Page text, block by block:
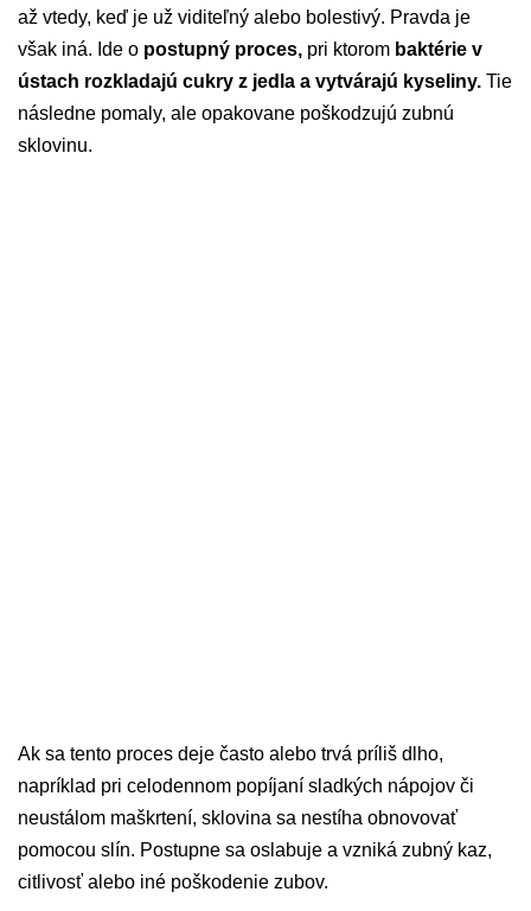
až vtedy, keď je už viditeľný alebo bolestivý. Pravda je
však iná. Ide o postupný proces, pri ktorom baktérie v
ústach rozkladajú cukry z jedla a vytvárajú kyseliny. Tie
následne pomaly, ale opakovane poškodzujú zubnú
sklovinu.
Ak sa tento proces deje často alebo trvá príliš dlho,
napríklad pri celodennom popíjaní sladkých nápojov či
neustálom maškrtení, sklovina sa nestíha obnovovať
pomocou slín. Postupne sa oslabuje a vzniká zubný kaz,
citlivosť alebo iné poškodenie zubov.